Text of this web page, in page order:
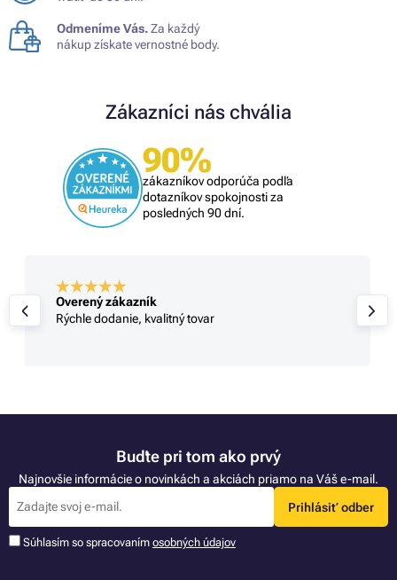
Odmeníme Vás.Za každý
nákup získate vernostné body.
Zákazníci nás chvália
90%
zákazníkov odporúča podľa
dotazníkov spokojnosti za
posledných 90 dní.
Overený zákazník
Rýchle dodanie, kvalitný tovar
Buďte pri tom ako prvý
Najnovšie informácie o novinkách a akciách priamo na Váš e-mail.
Prihlásiť odber
Súhlasím so spracovaním osobných údajov